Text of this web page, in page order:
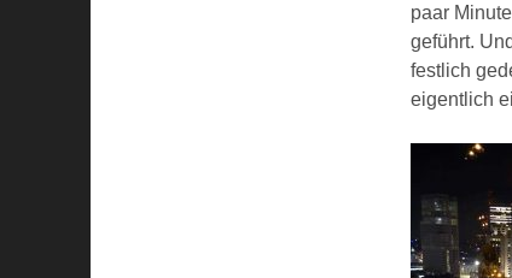
paar
geführt.
festlich
eigentlich